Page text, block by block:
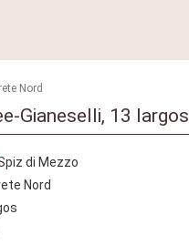
Nord
Gianeselli, 13 largos
di Mezzo
Nord